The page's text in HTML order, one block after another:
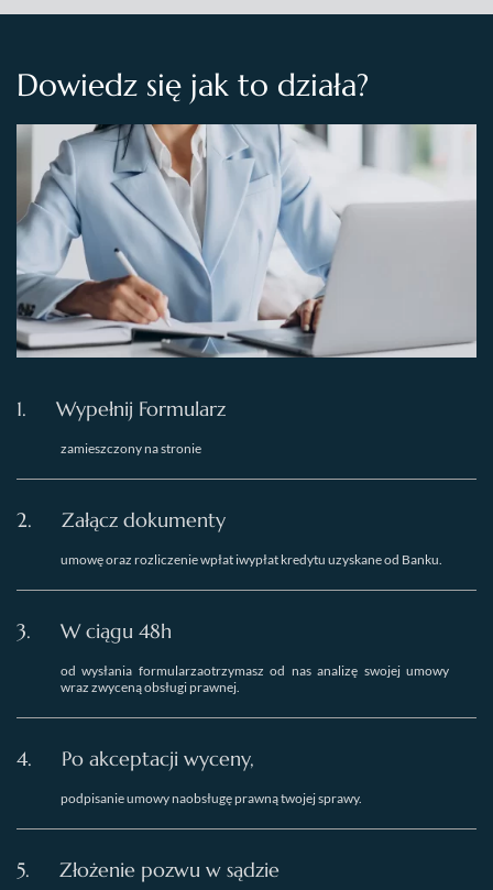
Dowiedz się jak to działa?
1. Wypełnij Formularz
zamieszczony na stronie
2. Załącz dokumenty
umowę oraz rozliczenie wpłat iwypłat kredytu uzyskane od Banku.
3. W ciągu 48h
od wysłania formularzaotrzymasz od nas analizę swojej umowy
wraz zwyceną obsługi prawnej.
4. Po akceptacji wyceny,
podpisanie umowy naobsługę prawną twojej sprawy.
5. Złożenie pozwu w sądzie